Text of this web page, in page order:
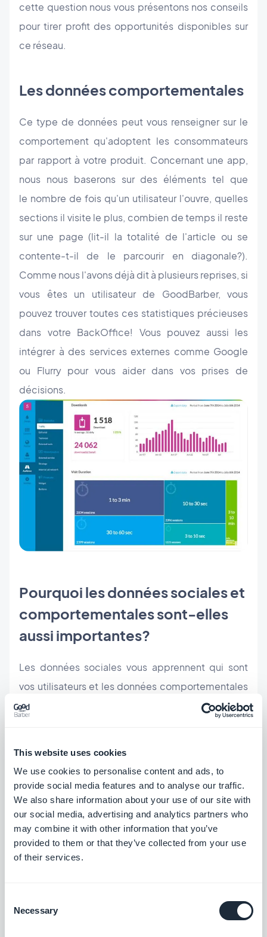
This website uses cookies
We use cookies to personalise content and ads, to
provide social media features and to analyse our traffic.
We also share information about your use of our site with
our social media, advertising and analytics partners who
may combine it with other information that you’ve
provided to them or that they’ve collected from your use
of their services.
Selection
Necessary
cette question nous vous présentons nos conseils
pour tirer profit des opportunités disponibles sur
ce réseau.
Les données comportementales
Ce type de données peut vous renseigner sur le
comportement qu'adoptent les consommateurs
par rapport à votre produit. Concernant une app,
nous nous baserons sur des éléments tel que
le nombre de fois qu'un utilisateur l'ouvre, quelles
sections il visite le plus, combien de temps il reste
sur une page (lit-il la totalité de l'article ou se
contente-t-il de le parcourir en diagonale?).
Comme nous l'avons déjà dit à plusieurs reprises, si
vous êtes un utilisateur de GoodBarber, vous
pouvez trouver toutes ces statistiques précieuses
dans votre BackOffice! Vous pouvez aussi les
intégrer à des services externes comme Google
ou Flurry pour vous aider dans vos prises de
décisions.
Pourquoi les données sociales et
comportementales sont-elles
aussi importantes?
Les données sociales vous apprennent qui sont
vos utilisateurs et les données comportementales
ce qu'ils font. Ces informations vous permettent
ont tendances à être les plus consultés dans votre
app, vous pouvez également programmer des
notifications push automatiques pour les nouveaux
articles de la section favorite. Vous pouvez
envoyer une notification push seulement à un
votre communauté, et que vous vous rendez